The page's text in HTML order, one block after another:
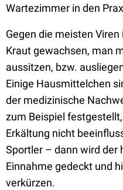
Wartezimmer in den
Gegen die meisten
Kraut gewachsen, man
aussitzen, bzw.
Einige Hausmittelchen
der medizinische
zum Beispiel
Erkältung nicht
Sportler – dann wird der
Einnahme gedeckt und
verkürzen.